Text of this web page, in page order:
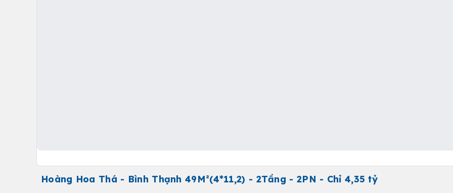
Hoàng Hoa Thá - Bình Thạnh 49M²(4*11,2) - 2Tầng - 2PN - Chỉ 4,35 tỷ